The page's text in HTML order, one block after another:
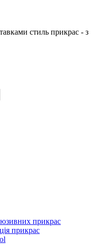
стиль прикрас - з
прикрас
прикрас